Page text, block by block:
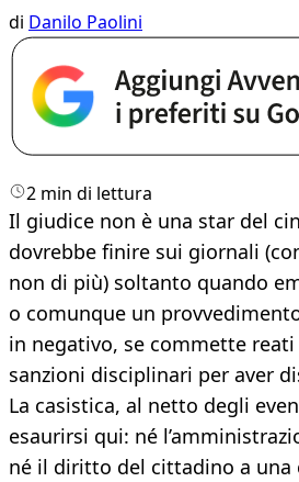
di Danilo Paolini
2 min di lettura
Il giudice non è una star del
dovrebbe finire sui giornali
non di più) soltanto quando
o comunque un
in negativo, se commette
sanzioni disciplinari per aver
La casistica, al netto degli
esaurirsi qui: né
né il diritto del cittadino a una